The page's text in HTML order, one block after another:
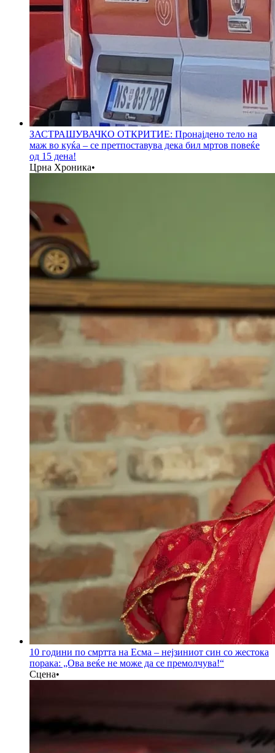
ЗАСТРАШУВАЧКО ОТКРИТИЕ: Пронајдено тело на
маж во куќа – се претпоставува дека бил мртов повеќе
од 15 дена!
Црна Хроника•
10 години по смртта на Есма – нејзиниот син со жестока
порака: „Ова веќе не може да се премолчува!“
Сцена•